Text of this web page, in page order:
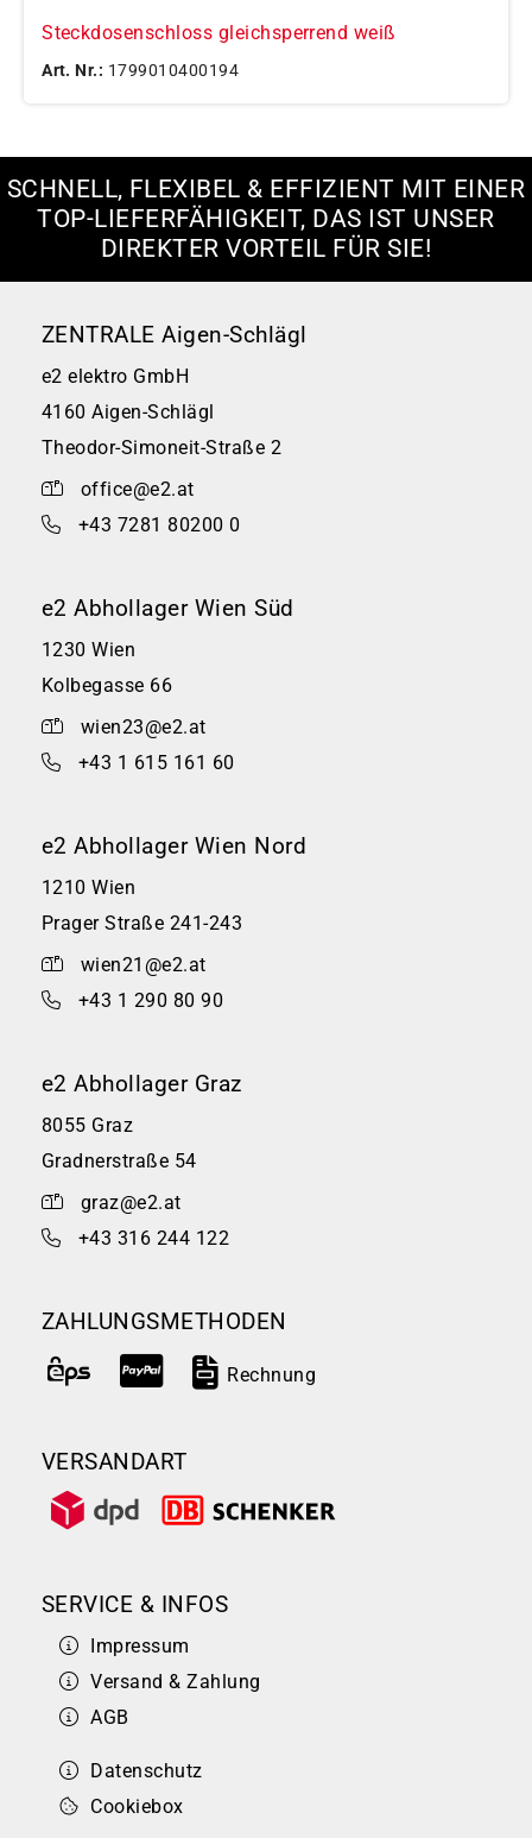
Steckdosenschloss gleichsperrend weiß
Art. Nr.: 1799010400194
SCHNELL, FLEXIBEL & EFFIZIENT MIT EINER
TOP-LIEFERFÄHIGKEIT, DAS IST UNSER
DIREKTER VORTEIL FÜR SIE!
ZENTRALE Aigen-Schlägl
e2 elektro GmbH
4160 Aigen-Schlägl
Theodor-Simoneit-Straße 2
office@e2.at
+43 7281 80200 0
e2 Abhollager Wien Süd
1230 Wien
Kolbegasse 66
wien23@e2.at
+43 1 615 161 60
e2 Abhollager Wien Nord
1210 Wien
Prager Straße 241-243
wien21@e2.at
+43 1 290 80 90
e2 Abhollager Graz
8055 Graz
Gradnerstraße 54
graz@e2.at
+43 316 244 122
ZAHLUNGSMETHODEN
Rechnung
VERSANDART
SERVICE & INFOS
Impressum
Versand & Zahlung
AGB
Datenschutz
Cookiebox